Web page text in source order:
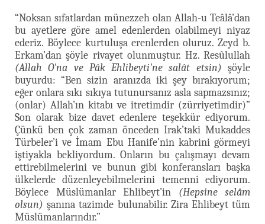
“Noksan sıfatlardan münezzeh olan Allah-u Teâlâ’dan
bu ayetlere göre amel edenlerden olabilmeyi niyaz
ederiz. Böylece kurtuluşa erenlerden oluruz. Zeyd b.
Erkam’dan şöyle rivayet olunmuştur. Hz. Resûlullah
(Allah O'na ve Pâk Ehlibeyti'ne salât etsin) şöyle
buyurdu: “Ben sizin aranızda iki şey bırakıyorum;
eğer onlara sıkı sıkıya tutunursanız asla sapmazsınız;
(onlar) Allah’ın kitabı ve itretimdir (zürriyetimdir)”
Son olarak bize davet edenlere teşekkür ediyorum.
Çünkü ben çok zaman önceden Irak’taki Mukaddes
Türbeler’i ve İmam Ebu Hanife’nin kabrini görmeyi
iştiyakla bekliyordum. Onların bu çalışmayı devam
ettirebilmelerini ve bunun gibi konferansları başka
ülkelerde düzenleyebilmelerini temenni ediyorum.
Böylece Müslümanlar Ehlibeyt’in (Hepsine selâm
olsun) şanına tazimde bulunabilir. Zira Ehlibeyt tüm
Müslümanlarındır.”